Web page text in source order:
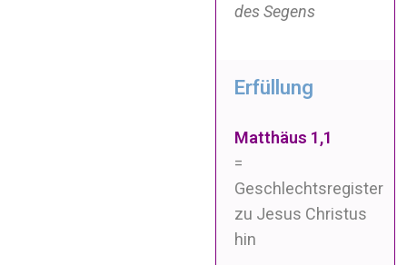
des Segens
Erfüllung
Matthäus 1,1
=
Geschlechtsregister
zu Jesus Christus
hin